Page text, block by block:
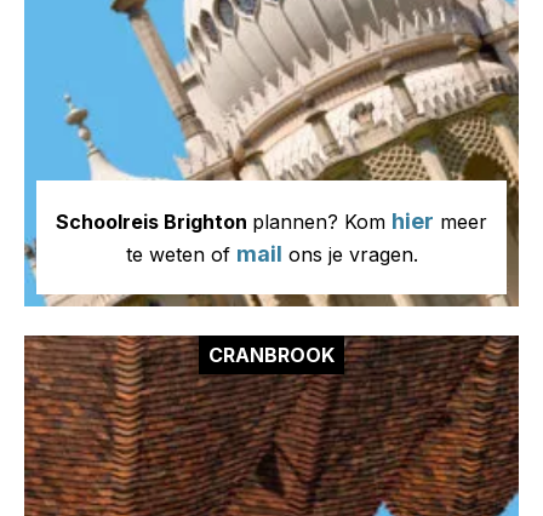
Schoolreis Brighton plannen? Kom hier meer
te weten of mail ons je vragen.
CRANBROOK